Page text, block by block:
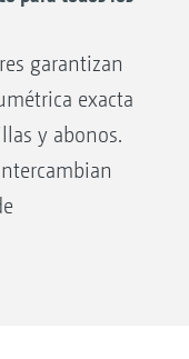
garantizan
exacta
y abonos.
con